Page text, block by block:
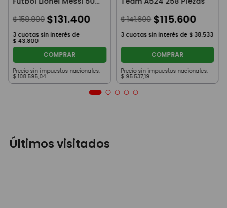
$ 158.800 $131.400
3 cuotas sin interés de
$ 43.800
COMPRAR
Precio sin impuestos nacionales:
$ 108.595,04
$ 141.600 $115.600
3 cuotas sin interés de $ 38.533
COMPRAR
Precio sin impuestos nacionales:
$ 95.537,19
Últimos visitados